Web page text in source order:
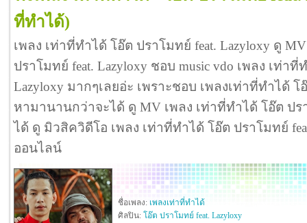
ที่ทำได้)
เพลง เท่าที่ทำได้ โอ๊ต ปราโมทย์ feat. Lazyloxy ดู
ปราโมทย์ feat. Lazyloxy ชอบ music vdo เพลง เท่า
Lazyloxy มากๆเลยอ่ะ เพราะชอบ เพลงเท่าที่ทำได้ โ
หามานานกว่าจะได้ ดู MV เพลง เท่าที่ทำได้ โอ๊ต ปร
ได้ ดู มิวสิควิดีโอ เพลง เท่าที่ทำได้ โอ๊ต ปราโมทย์
ออนไลน์
ชื่อเพลง: เพลงเท่าที่ทำได้
ศิลปิน: โอ๊ต ปราโมทย์ feat. Lazyloxy